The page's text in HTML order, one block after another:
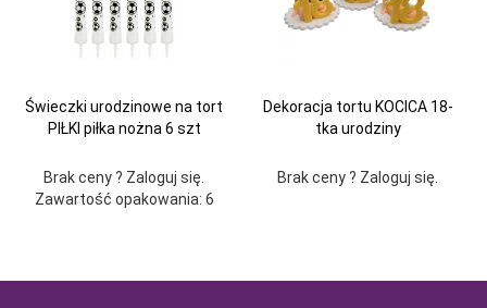
Świeczki urodzinowe na tort
PIŁKI piłka nożna 6 szt
Brak ceny ? Zaloguj się.
Zawartość opakowania: 6
Dekoracja tortu KOCICA 18-
tka urodziny
Brak ceny ? Zaloguj się.